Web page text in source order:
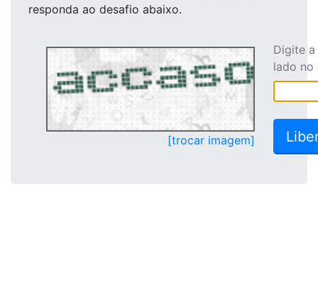
responda ao desafio abaixo.
[trocar imagem]
Digite
lado no